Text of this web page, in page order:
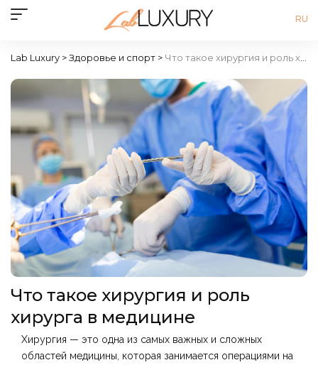
RU
Lab Luxury >Здоровье и спорт > Что такое хирургия и роль хирурга в медицине
Что такое хирургия и роль
хирурга в медицине
Хирургия — это одна из самых важных и сложных
областей медицины, которая занимается операциями на